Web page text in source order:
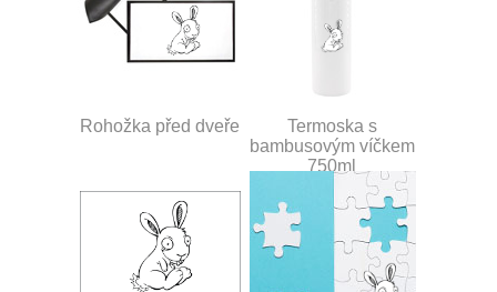
Rohožka před dveře
Termoska s
bambusovým víčkem
750ml